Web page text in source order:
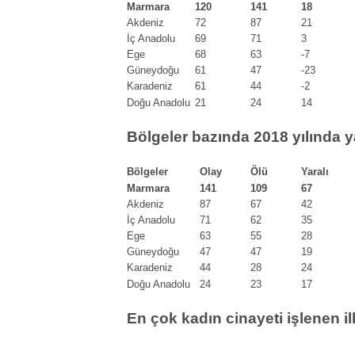
Marmara
120 141
18
Akdeniz
72 87
21
İç Anadolu
69 71
3
Ege
68 63
-7
Güneydoğu
61 47
-23
Karadeniz
61 44
-2
Doğu Anadolu 21 24 14
Bölgeler bazında 2018 yılında
Bölgeler Olay Ölü
Yaralı
Marmara
141 109
67
Akdeniz
87 67
42
İç Anadolu
71 62
35
Ege
63 55
28
Güneydoğu
47 47
19
Karadeniz
44 28
24
Doğu Anadolu
24 23 17
En çok kadın cinayeti işlenen